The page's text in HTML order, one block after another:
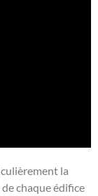
la
chaque édifice